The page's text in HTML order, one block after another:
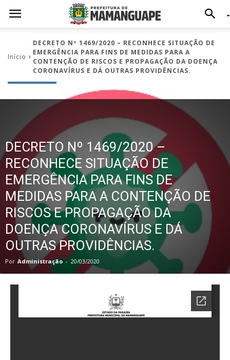
Início
DECRETO Nº 1469/2020 – RECONHECE SITUAÇÃO DE
EMERGÊNCIA PARA FINS DE MEDIDAS PARA A
CONTENÇÃO DE RISCOS E PROPAGAÇÃO DA DOENÇA
CORONAVÍRUS E DÁ OUTRAS PROVIDÊNCIAS.
DECRETO Nº 1469/2020 –
RECONHECE SITUAÇÃO DE
EMERGÊNCIA PARA FINS DE
MEDIDAS PARA A CONTENÇÃO DE
RISCOS E PROPAGAÇÃO DA
DOENÇA CORONAVÍRUS E DÁ
OUTRAS PROVIDÊNCIAS.
Por Administração - 20/03/2020